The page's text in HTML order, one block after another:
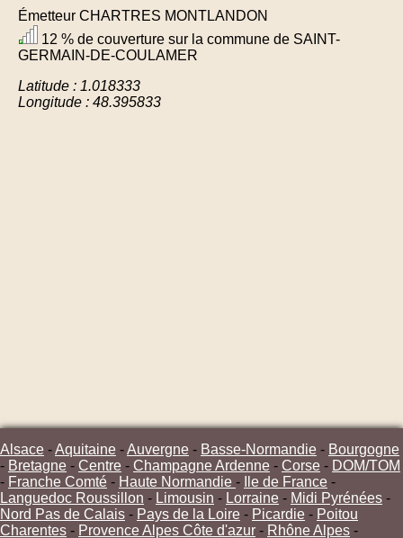
Émetteur CHARTRES MONTLANDON
12 % de couverture sur la commune de SAINT-
GERMAIN-DE-COULAMER
Latitude : 1.018333
Longitude : 48.395833
Alsace -Aquitaine -Auvergne - Basse-Normandie - Bourgogne
- Bretagne - Centre - Champagne Ardenne - Corse - DOM/TOM
- Franche Comté - Haute Normandie - Ile de France -
Languedoc Roussillon - Limousin - Lorraine - Midi Pyrénées -
Nord Pas de Calais - Pays de la Loire - Picardie - Poitou
Charentes - Provence Alpes Côte d'azur - Rhône Alpes -